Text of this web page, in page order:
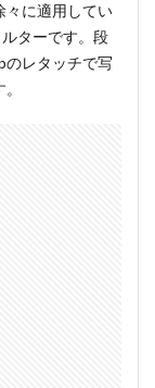
々に適用してい
ターです。段
レタッチで写